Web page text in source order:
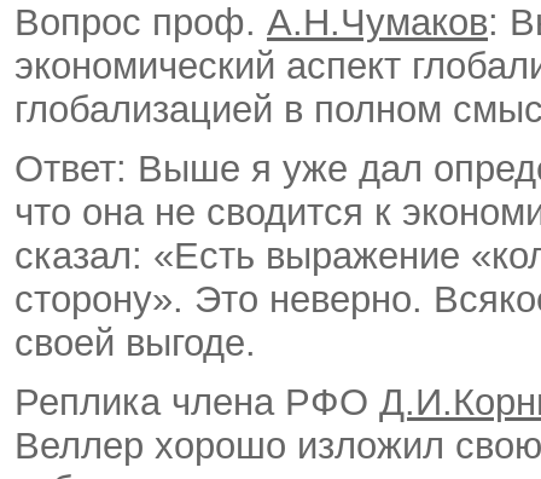
Вопрос проф. А.Н.Чумаков:
экономический аспект
глобализацией в полном
Ответ: Выше я уже дал
что она не сводится к
сказал: «Есть выражение
сторону». Это неверно.
своей выгоде.
Реплика члена РФО
Веллер хорошо изложил